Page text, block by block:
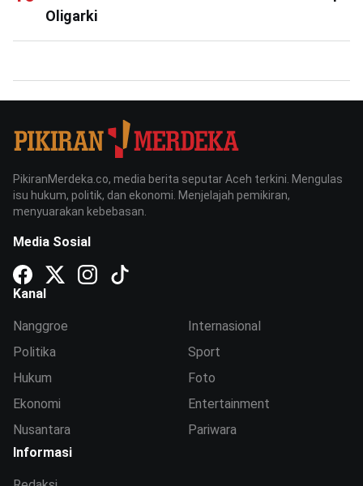
Oligarki
PikiranMerdeka.co, media berita seputar Aceh terkini. Mengulas
isu hukum, politik, dan ekonomi. Menjelajah pemikiran,
menyuarakan kebebasan.
Media Sosial
Kanal
Nanggroe
Politika
Hukum
Ekonomi
Nusantara
Internasional
Sport
Foto
Entertainment
Pariwara
Informasi